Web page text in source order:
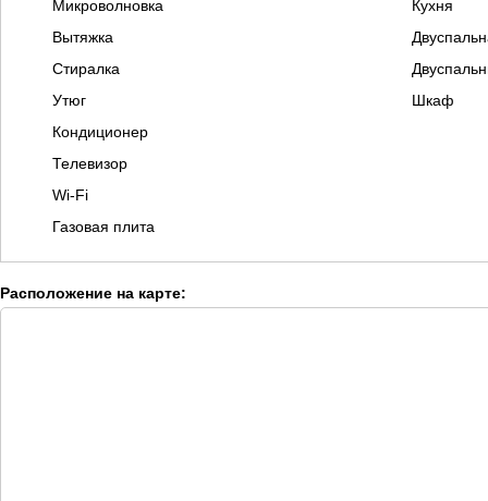
Микроволновка
Вытяжка
Стиралка
Утюг
Кондиционер
Телевизор
Wi-Fi
Газовая плита
Кухня
Шкаф
Расположение на карте: